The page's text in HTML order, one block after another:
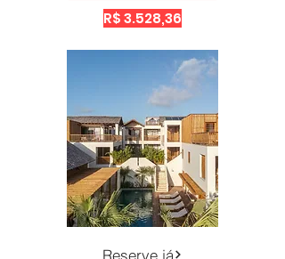
R$ 3.528,36
Reserve já